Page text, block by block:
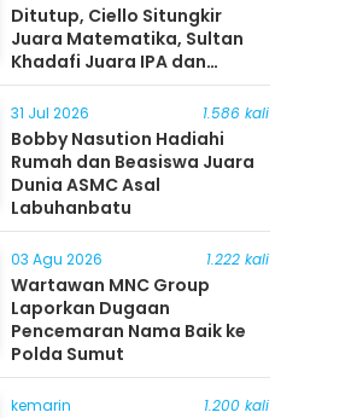
Ditutup, Ciello Situngkir
Juara Matematika, Sultan
Khadafi Juara IPA dan
Timothy Rangkuti Juara IPS
31 Jul 2026 1.586 kali
Bobby Nasution Hadiahi
Rumah dan Beasiswa Juara
Dunia ASMC Asal
Labuhanbatu
03 Agu 2026 1.222 kali
Wartawan MNC Group
Laporkan Dugaan
Pencemaran Nama Baik ke
Polda Sumut
kemarin 1.200 kali